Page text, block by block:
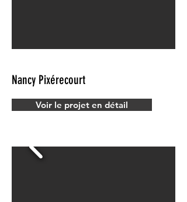
Nancy Pixérecourt
Voir le projet en détail